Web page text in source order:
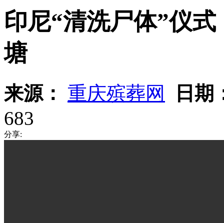
印尼“清洗尸体”仪
塘
来源： 重庆殡葬网
日期
683
分享: